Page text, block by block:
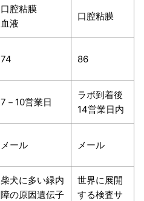
口腔粘膜
血液
口腔粘膜
74 86
7－10営業日
ラボ到着後
14営業日内
メール メール
柴犬に多い緑内
障の原因遺伝子
世界に展開
する検査サ